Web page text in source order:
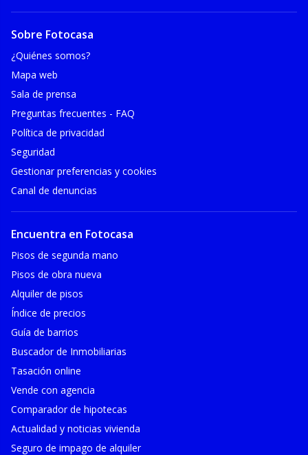
Sobre Fotocasa
¿Quiénes somos?
Mapa web
Sala de prensa
Preguntas frecuentes - FAQ
Política de privacidad
Seguridad
Gestionar preferencias y cookies
Canal de denuncias
Encuentra en Fotocasa
Pisos de segunda mano
Pisos de obra nueva
Alquiler de pisos
Índice de precios
Guía de barrios
Buscador de Inmobiliarias
Tasación online
Vende con agencia
Comparador de hipotecas
Actualidad y noticias vivienda
Seguro de impago de alquiler